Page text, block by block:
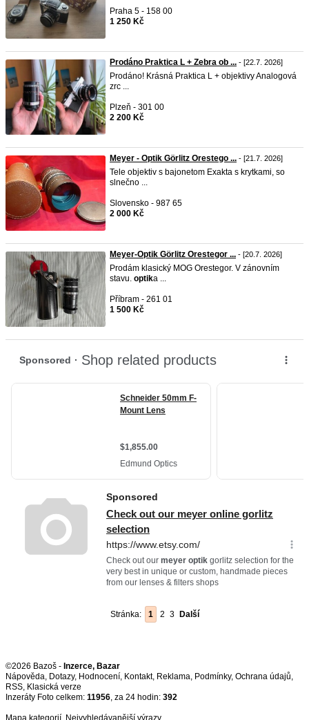
Praha 5 - 158 00
1 250 Kč
Prodáno Praktica L + Zebra ob ... - [22.7. 2026]
Prodáno! Krásná Praktica L + objektivy Analogová
zrc ...
Plzeň - 301 00
2 200 Kč
Meyer - Optik Görlitz Orestego ... - [21.7. 2026]
Tele objektiv s bajonetom Exakta s krytkami, so
slnečno ...
Slovensko - 987 65
2 000 Kč
Meyer-Optik Görlitz Orestegor ... - [20.7. 2026]
Prodám klasický MOG Orestegor. V zánovním
stavu. optika ...
Příbram - 261 01
1 500 Kč
Stránka: 1 2 3 Další
©2026 Bazoš - Inzerce, Bazar
Nápověda, Dotazy, Hodnocení, Kontakt, Reklama, Podmínky, Ochrana údajů,
RSS,
Inzeráty Foto celkem: 11956, za 24 hodin: 392
Mapa kategorií Nejvyhledávanější výrazy